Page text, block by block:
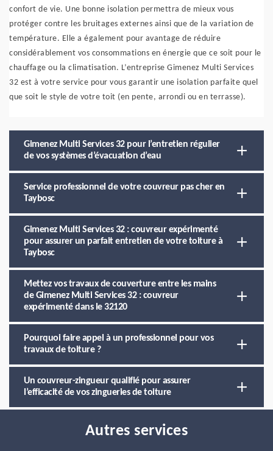
confort de vie. Une bonne isolation permettra de mieux vous
protéger contre les bruitages externes ainsi que de la variation de
température. Elle a également pour avantage de réduire
considérablement vos consommations en énergie que ce soit pour le
chauffage ou la climatisation. L’entreprise Gimenez Multi Services
32 est à votre service pour vous garantir une isolation parfaite quel
que soit le style de votre toit (en pente, arrondi ou en terrasse).
Gimenez Multi Services 32 pour l’entretien régulier
de vos systèmes d’évacuation d’eau
Service professionnel de votre couvreur pas cher en
Taybosc
Gimenez Multi Services 32 : couvreur expérimenté
pour assurer un parfait entretien de votre toiture à
Taybosc
Mettez vos travaux de couverture entre les mains
de Gimenez Multi Services 32 : couvreur
expérimenté dans le 32120
Pourquoi faire appel à un professionnel pour vos
travaux de toiture ?
Un couvreur-zingueur qualifié pour assurer
l’efficacité de vos zingueries de toiture
Autres services